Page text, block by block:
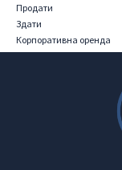
Продати
Здати
Корпоративна оренда
Iнвестиції